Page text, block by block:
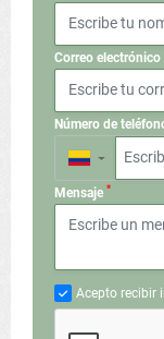
Correo electrónico
Número de
▼
Mensaje *
Acepto recibir